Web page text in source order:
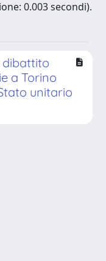
0.003 secondi).
dibattito
a Torino
unitario